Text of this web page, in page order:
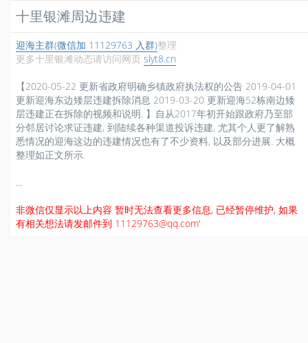
十里银滩周边违建
迎海主群(微信加 11129763 入群)整理
更多十里银滩动态请访问网页 slyt8.cn
【2020-05-22 更新省政府明确乡镇政府执法权的公告 2019-04-01
更新迎海东边矮层违建拆除消息 2019-03-20 更新迎海52栋南边矮
层违建正在拆除的视频和说明. 】自从2017年初开始跟政府乃至部
分邻居讨论求证违建, 到陆续各种渠道投诉违建, 尤其个人更了解熟
悉情况的迎海这边的违建情况也有了不少资料, 以及部分进展. 大概
整理如正文所示.
...
非微信仅显示以上内容 暂时无法查看更多信息, 已经暂停维护, 如果
有相关想法请发邮件到 11129763@qq.com'